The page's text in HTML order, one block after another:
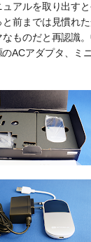
アルを取り出す
前までは見慣れ
ものだと再認識
ACアダプタ、ミ